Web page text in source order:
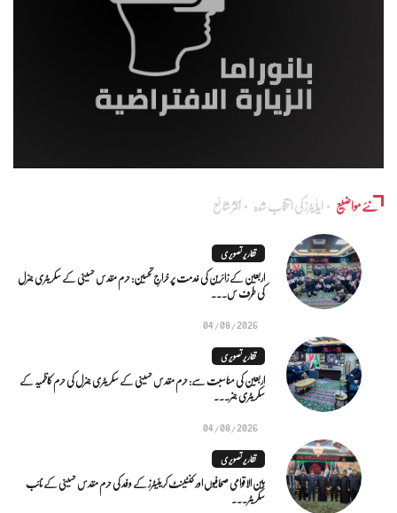
نئے مواضیع ایڈٰیٹرز کی انتخاب شدہ اکثر شائع
تقاریر تصویری
اربعین کے زائرین کی خدمت پر خراجِ تحسین: حرم مقدس حسینی کے سکریٹری جنرل
کی طرف س...
04/08/2026
تقاریر تصویری
اربعین کی مناسبت سے: حرم مقدس حسینی کے سکریٹری جنرل کی حرم کاظمیہ کے
سکریٹری جنر...
04/08/2026
تقاریر تصویری
بین الاقوامی صحافیوں اور کنٹینٹ کریئیٹرز کے وفد کی حرم مقدس حسینی کے نائب
سکریٹر...